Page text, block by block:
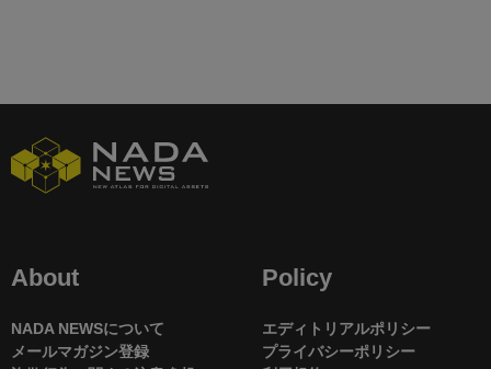
About
NADA NEWSについて
メールマガジン登録
Policy
エディトリアルポリシー
プライバシーポリシー